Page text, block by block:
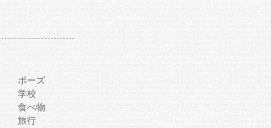
ポーズ
学校
食べ物
旅行